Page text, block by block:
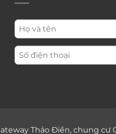
Thảo Điền, chung cư